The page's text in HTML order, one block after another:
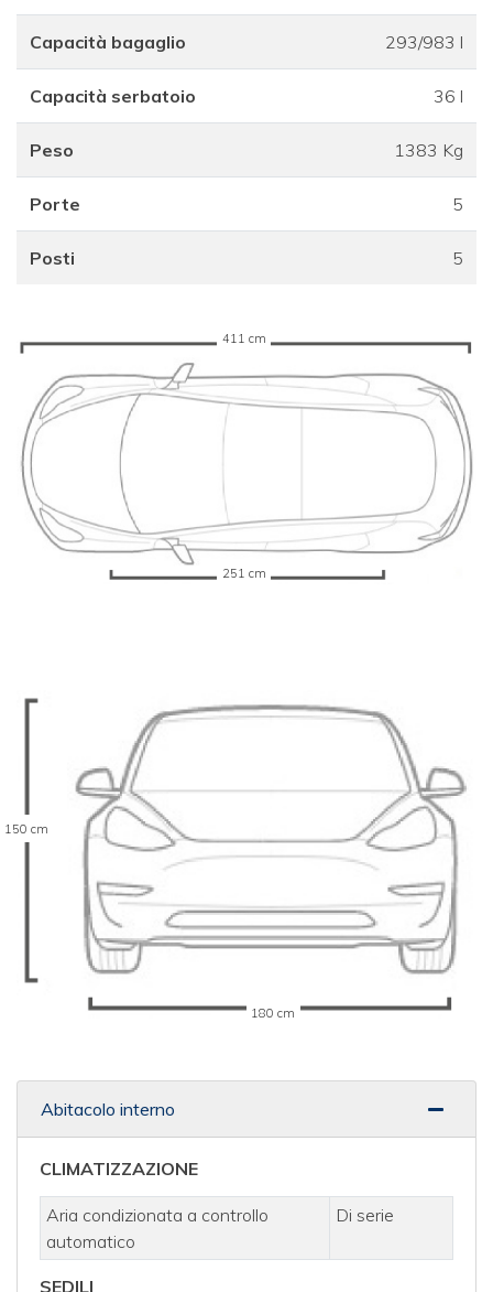
Capacità bagaglio 293/983 l
Capacità serbatoio 36 l
Peso 1383 Kg
Porte 5
Posti 5
411 cm
251 cm
150 cm
180 cm
Abitacolo interno
CLIMATIZZAZIONE
Aria condizionata a controllo
automatico
Di serie
SEDILI